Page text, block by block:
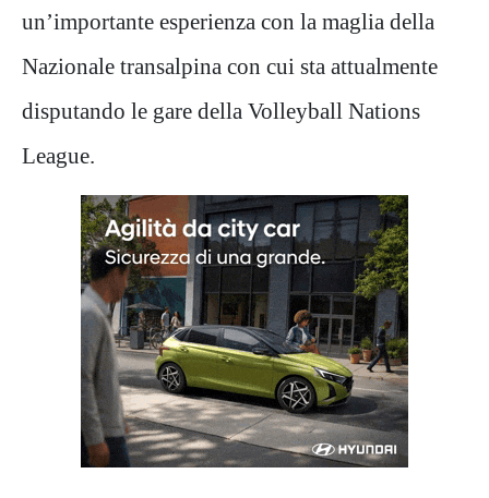
un’importante esperienza con la maglia della
Nazionale transalpina con cui sta attualmente
disputando le gare della Volleyball Nations
League.